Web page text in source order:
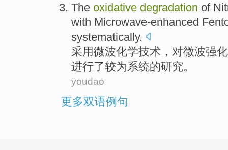
The oxidative degradation of
with Microwave-enhanced
systematically.
采用微波化学技术，对微波强化
进行了较为系统的研究。
youdao
更多双语例句